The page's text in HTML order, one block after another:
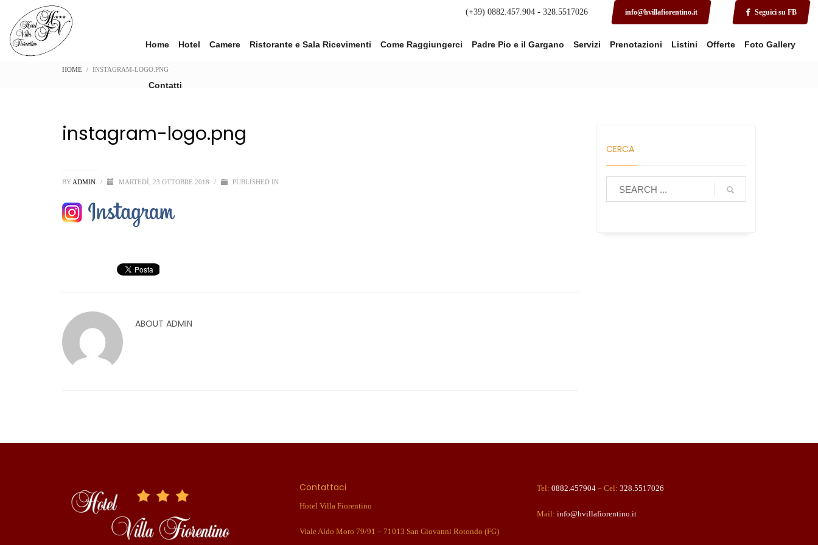
Home Hotel Camere Ristorante e Sala Ricevimenti Come Raggiungerci Padre Pio e il Gargano Servizi Prenotazioni Listini Offerte Foto Gallery
Contatti
(+39) 0882.457.904 - 328.5517026 info@hvillafiorentino.it Seguici su FB
HOME INSTAGRAM-LOGO.PNG
instagram-logo.png
BY ADMIN / MARTEDÌ, 23 OTTOBRE 2018 / PUBLISHED IN
ABOUT ADMIN
CERCA
Contattaci
Hotel Villa Fiorentino
Viale Aldo Moro 79/91 – 71013 San Giovanni Rotondo (FG)
Tel: 0882.457904 – Cel: 328.5517026
Mail: info@hvillafiorentino.it